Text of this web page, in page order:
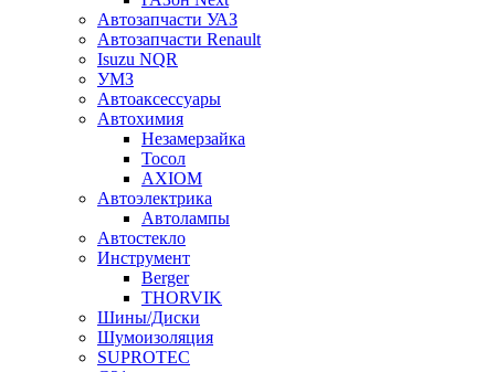
Автозапчасти УАЗ
Автозапчасти Renault
Isuzu NQR
УМЗ
Автоаксессуары
Автохимия
Незамерзайка
Тосол
AXIOM
Автоэлектрика
Автолампы
Автостекло
Инструмент
Berger
THORVIK
Шины/Диски
Шумоизоляция
SUPROTEC